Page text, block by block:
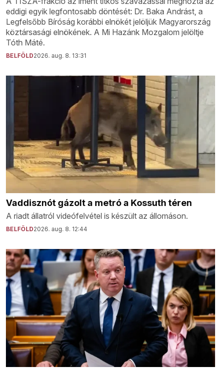
eddigi egyik legfontosabb döntését: Dr. Baka Andrást, a
Legfelsőbb Bíróság korábbi elnökét jelöljük Magyarország
köztársasági elnökének. A Mi Hazánk Mozgalom jelöltje
Tóth Máté.
BELFÖLD2026. aug. 8. 13:31
Vaddisznót gázolt a metró a Kossuth téren
A riadt állatról videófelvétel is készült az állomáson.
BELFÖLD2026. aug. 8. 12:44